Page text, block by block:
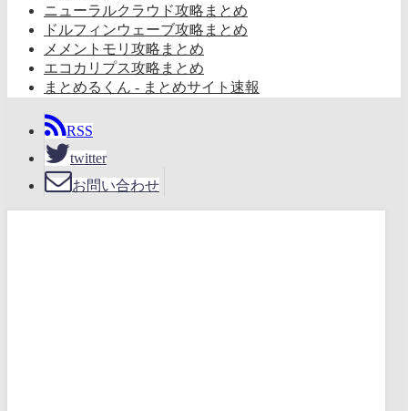
ニューラルクラウド攻略まとめ
ドルフィンウェーブ攻略まとめ
メメントモリ攻略まとめ
エコカリプス攻略まとめ
まとめるくん - まとめサイト速報
RSS
twitter
お問い合わせ